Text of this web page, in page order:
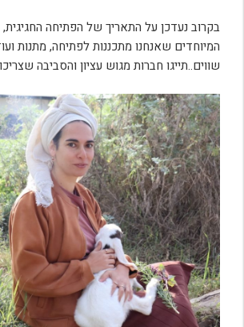
בקרוב נעדכן על התאריך של הפתיחה
המיוחדים שאנחנו מתכננות לפתיחה, מתנות
שווים..תייגו חברות מגוש עציון והסביבה